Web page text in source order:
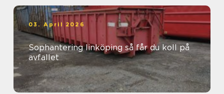
03. April 2026
Sophantering linköping så får du koll på
avfallet